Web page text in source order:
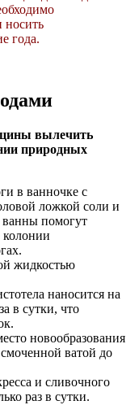
носить
года.
вылечить
природных
в ванночке с
ложкой соли и
ванны помогут
колонии
жидкостью
наносится на
в сутки, что
новообразования
ватой до
и сливочного
раз в сутки.